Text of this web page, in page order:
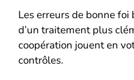
Les erreurs de bonne
d’un traitement plus
coopération jouent en
contrôles.